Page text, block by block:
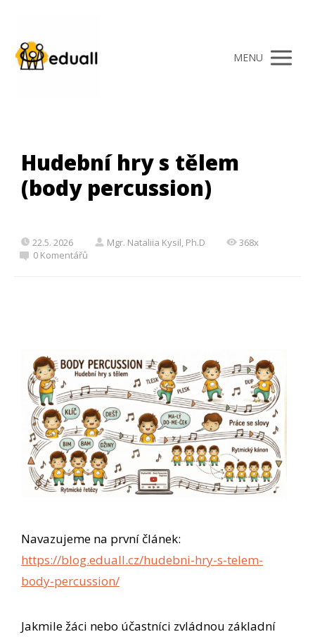
MENU
Hudební hry s tělem
(body percussion)
22.5. 2026 Mgr. Nataliia Kysil, Ph.D
368x
0 Komentářů
Navazujeme na první článek:
https://blog.eduall.cz/hudebni-hry-s-telem-
body-percussion/
Jakmile žáci nebo účastníci zvládnou základní